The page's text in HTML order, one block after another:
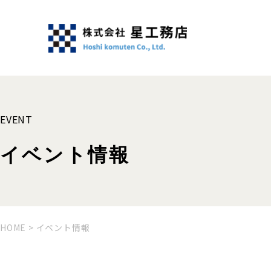
EVENT
イベント情報
HOME > イベント情報